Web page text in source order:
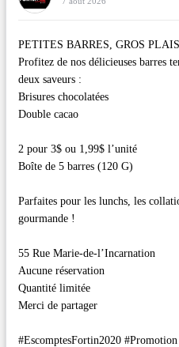
PETITES BARRES, GROS
Profitez de nos délicieuses barres
deux saveurs :
Brisures chocolatées
Double cacao
2 pour 3$ ou 1,99$ l’unité
Boîte de 5 barres (120 G)
Parfaites pour les lunchs, les
gourmande !
55 Rue Marie-de-l’Incarnation
Aucune réservation
Quantité limitée
Merci de partager
#EscomptesFortin2020